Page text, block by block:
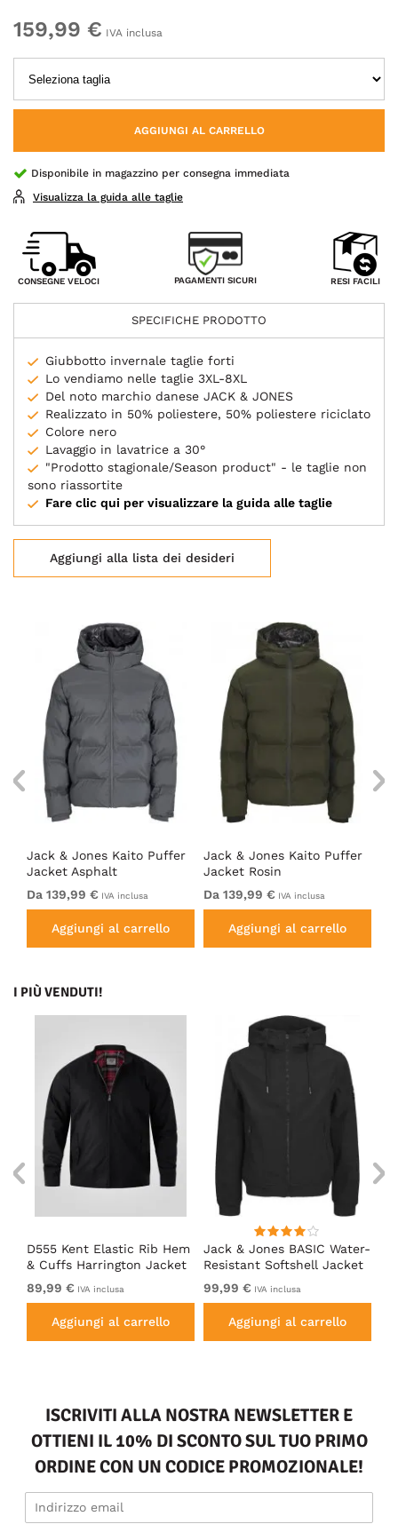
159,99 € IVA inclusa
AGGIUNGI AL CARRELLO
Disponibile in magazzino per consegna immediata
Visualizza la guida alle taglie
CONSEGNE VELOCI PAGAMENTI SICURI RESI FACILI
SPECIFICHE PRODOTTO
Giubbotto invernale taglie forti
Lo vendiamo nelle taglie 3XL-8XL
Del noto marchio danese JACK & JONES
Realizzato in 50% poliestere, 50% poliestere riciclato
Colore nero
Lavaggio in lavatrice a 30°
"Prodotto stagionale/Season product" - le taglie non
sono riassortite
Fare clic qui per visualizzare la guida alle taglie
Aggiungi alla lista dei desideri
Jack & Jones Kaito Puffer
Jacket Asphalt
Da 139,99 € IVA inclusa
Aggiungi al carrello
Jack & Jones Kaito Puffer
Jacket Rosin
Da 139,99 € IVA inclusa
Aggiungi al carrello
I PIÙ VENDUTI!
D555 Kent Elastic Rib Hem
& Cuffs Harrington Jacket
Black
89,99 € IVA inclusa
Aggiungi al carrello
Jack & Jones BASIC Water-
Resistant Softshell Jacket
Black
99,99 € IVA inclusa
Aggiungi al carrello
ISCRIVITI ALLA NOSTRA NEWSLETTER E
OTTIENI IL 10% DI SCONTO SUL TUO PRIMO
ORDINE CON UN CODICE PROMOZIONALE!